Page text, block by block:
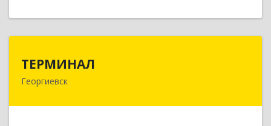
ТЕРМИНАЛ
Георгиевск
357820, Ставропольский край, Георгиевск г,